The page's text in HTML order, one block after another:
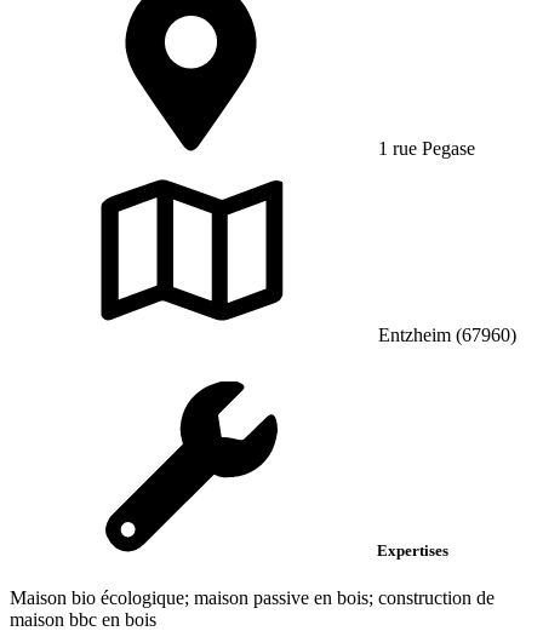
1 rue Pegase
Entzheim (67960)
Expertises
Maison bio écologique; maison passive en bois; construction de
maison bbc en bois